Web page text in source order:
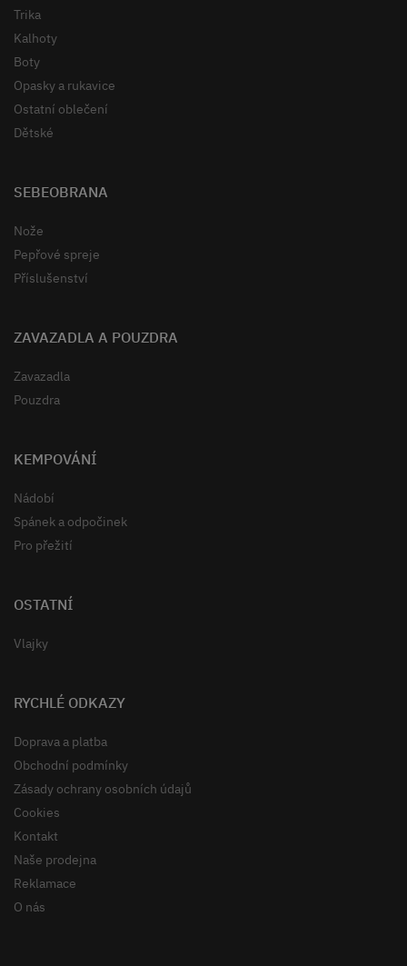
Trika
Kalhoty
Boty
Opasky a rukavice
Ostatní oblečení
Dětské
SEBEOBRANA
Nože
Pepřové spreje
Příslušenství
ZAVAZADLA A POUZDRA
Zavazadla
Pouzdra
KEMPOVÁNÍ
Nádobí
Spánek a odpočinek
Pro přežití
OSTATNÍ
Vlajky
RYCHLÉ ODKAZY
Doprava a platba
Obchodní podmínky
Zásady ochrany osobních údajů
Cookies
Kontakt
Naše prodejna
Reklamace
O nás